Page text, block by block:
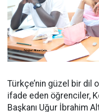
Türkçe’nin güzel bir dil
ifade eden öğrenciler,
Başkanı Uğur İbrahim